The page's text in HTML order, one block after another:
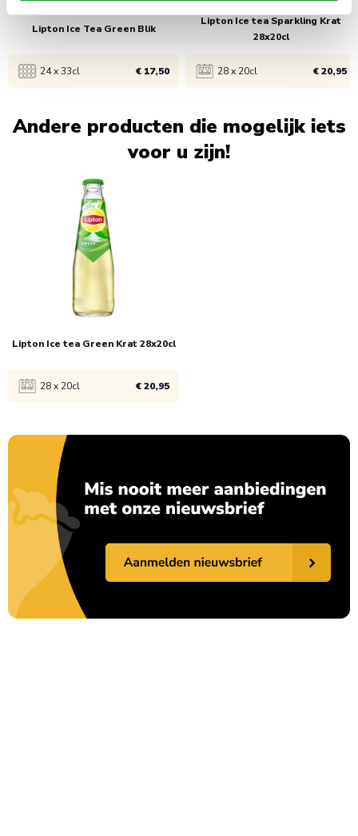
Lipton Ice Tea Green Blik
24 x 33cl € 17,50
Bekijk product
€ 18,50
€ 17,50
Lipton Ice tea Sparkling Krat
28x20cl
28 x 20cl € 20,95
Bekijk product
1x
Andere producten die mogelijk iets
voor u zijn!
Navigating through the elements of the carousel is possible
Press to skip carousel
Lipton Ice tea Green Krat 28x20cl
28 x 20cl € 20,95
Bekijk product
€ 21,45
5x € 20,95